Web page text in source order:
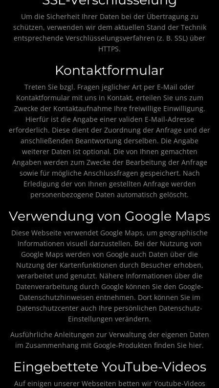
Um die Sicherheit Ihrer Daten bei der Übertragung zu
schützen, verwenden wir dem aktuellen Stand der Technik
entsprechende Verschlüsselungsverfahren (z. B. SSL) über
HTTPS.
Kontaktformular
Treten Sie bzgl. Fragen jeglicher Art per E-Mail oder
Kontaktformular mit uns in Kontakt, erteilen Sie uns zum
Zwecke der Kontaktaufnahme Ihre freiwillige Einwilligung.
Hierfür ist die Angabe einer validen E-Mail-Adresse
erforderlich. Diese dient der Zuordnung der Anfrage und der
anschließenden Beantwortung derselben. Die Angabe
weiterer Daten ist optional. Die von Ihnen gemachten
Angaben werden zum Zwecke der Bearbeitung der Anfrage
sowie für mögliche Anschlussfragen gespeichert. Nach
Erledigung der von Ihnen gestellten Anfrage werden
personenbezogene Daten automatisch gelöscht.
Verwendung von Google Maps
Diese Webseite verwendet Google Maps, um geographische
Informationen visuell darzustellen. Bei der Nutzung von
Google Maps werden von Google auch Daten über die
Nutzung der Kartenfunktionen durch Besucher erhoben,
verarbeitet und genutzt. Nähere Informationen über die
Datenverarbeitung durch Google können Sie den Google-
Datenschutzhinweisen entnehmen. Dort können Sie im
Datenschutzcenter auch Ihre persönlichen Datenschutz-
Einstellungen verändern.
Ausführliche Anleitungen zur Verwaltung der eigenen Daten
im Zusammenhang mit Google-Produkten finden Sie hier.
Eingebettete YouTube-Videos
Auf einigen unserer Webseiten betten wir Youtube-Videos